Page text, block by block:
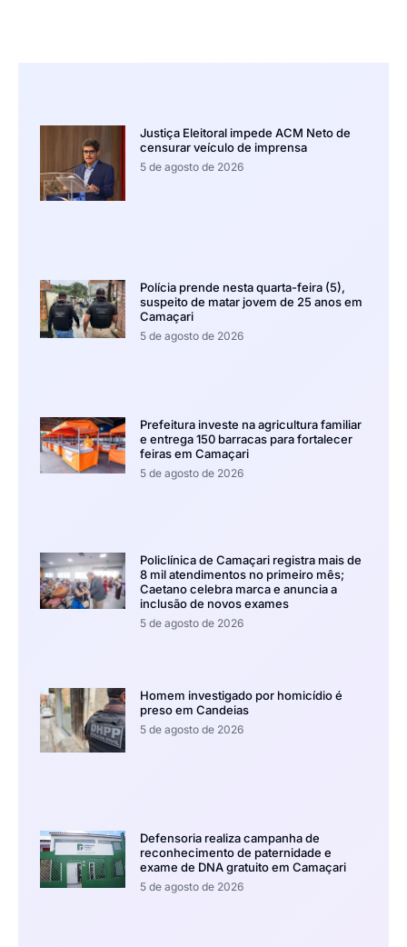
Justiça Eleitoral impede ACM Neto de
censurar veículo de imprensa
5 de agosto de 2026
Polícia prende nesta quarta-feira (5),
suspeito de matar jovem de 25 anos em
Camaçari
5 de agosto de 2026
Prefeitura investe na agricultura familiar
e entrega 150 barracas para fortalecer
feiras em Camaçari
5 de agosto de 2026
Policlínica de Camaçari registra mais de
8 mil atendimentos no primeiro mês;
Caetano celebra marca e anuncia a
inclusão de novos exames
5 de agosto de 2026
Homem investigado por homicídio é
preso em Candeias
5 de agosto de 2026
Defensoria realiza campanha de
reconhecimento de paternidade e
exame de DNA gratuito em Camaçari
5 de agosto de 2026